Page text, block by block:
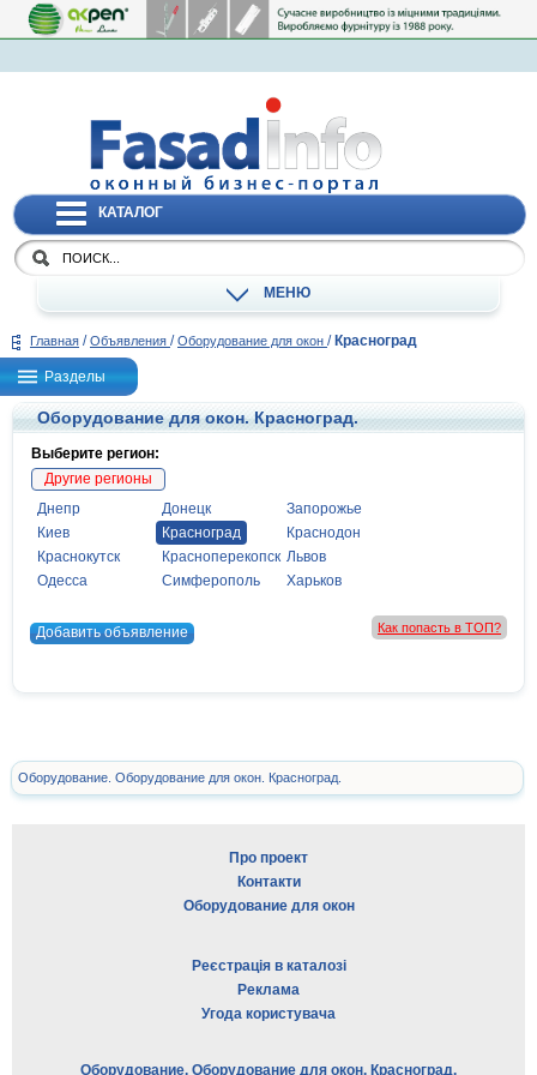
КАТАЛОГ
МЕНЮ
Главная / Объявления / Оборудование для окон / Красноград
Разделы
Оборудование для окон. Красноград.
Выберите регион:
Другие регионы
Днепр
Донецк
Запорожье
Киев
Красноград
Краснодон
Краснокутск
Красноперекопск Львов
Одесса
Симферополь Харьков
Добавить объявление Как попасть в ТОП?
Оборудование. Оборудование для окон. Красноград.
Про проект
Контакти
Оборудование для окон
Реєстрація в каталозі
Реклама
Угода користувача
Оборудование. Оборудование для окон. Красноград.